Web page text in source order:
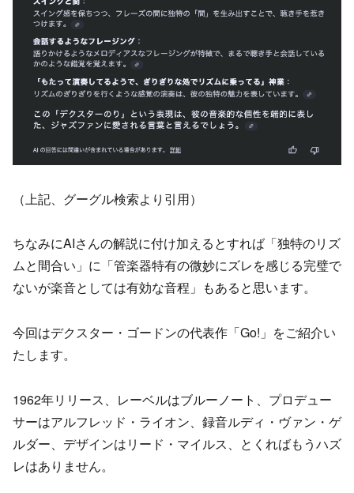
（上記、グーグル検索より引用）
ちなみにAIさんの解説に付け加えるとすれば「独特のリズ
ムと間合い」に「管楽器特有の微妙にズレを感じる完璧で
ないが楽音としては有効な音程」もあると思います。
今回はデクスター・ゴードンの代表作「Go!」をご紹介い
たします。
1962年リリース、レーベルはブルーノート、プロデュー
サーはアルフレッド・ライオン、録音ルディ・ヴァン・ゲ
ルダー、デザインはリード・マイルス、とくればもうハズ
レはありません。